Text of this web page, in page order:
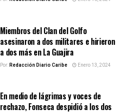
Miembros del Clan del Golfo
asesinaron a dos militares e hirieron
a dos más en La Guajira
Por:Redacción Diario Caribe Enero 13, 2024
En medio de lágrimas y voces de
rechazo, Fonseca despidió a los dos